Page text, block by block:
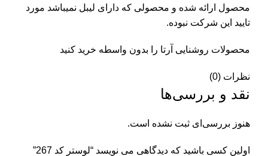
محصول ارائه شده و محصولی که دارای لیبل نمیباشد مورد
تایید این شرکت نبوده.
محصولات روشنایی آرتا را بدون واسطه خرید کنید
نظرات (0)
نقد و بررسی‌ها
هنوز بررسی‌ای ثبت نشده است.
اولین کسی باشید که دیدگاهی می نویسد “لوستر کد 267”